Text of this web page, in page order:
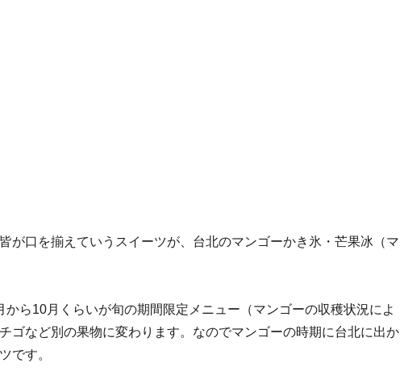
が口を揃えていうスイーツが、台北のマンゴーかき氷・芒果冰（マ
ら10月くらいが旬の期間限定メニュー（マンゴーの収穫状況によ
ゴなど別の果物に変わります。なのでマンゴーの時期に台北に出か
です。